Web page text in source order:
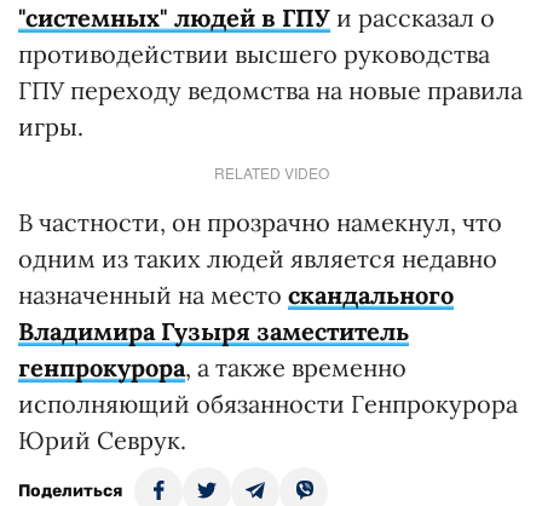
"системных" людей в ГПУ и рассказал о
противодействии высшего руководства
ГПУ переходу ведомства на новые правила
игры.
RELATED VIDEO
В частности, он прозрачно намекнул, что
одним из таких людей является недавно
назначенный на место скандального
Владимира Гузыря заместитель
генпрокурора, а также временно
исполняющий обязанности Генпрокурора
Юрий Севрук.
Поделиться